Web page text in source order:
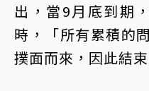
出，當9月底到期
時，「所有累積的
撲面而來，因此結